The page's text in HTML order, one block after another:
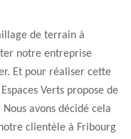
de terrain à
notre entreprise
Et pour réaliser cette
Verts propose de
avons décidé cela
clientèle à Fribourg